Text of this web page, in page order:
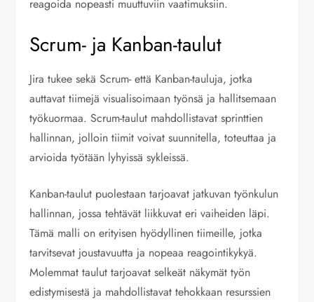
reagoida nopeasti muuttuviin vaatimuksiin.
Scrum- ja Kanban-taulut
Jira tukee sekä Scrum- että Kanban-tauluja, jotka
auttavat tiimejä visualisoimaan työnsä ja hallitsemaan
työkuormaa. Scrum-taulut mahdollistavat sprinttien
hallinnan, jolloin tiimit voivat suunnitella, toteuttaa ja
arvioida työtään lyhyissä sykleissä.
Kanban-taulut puolestaan tarjoavat jatkuvan työnkulun
hallinnan, jossa tehtävät liikkuvat eri vaiheiden läpi.
Tämä malli on erityisen hyödyllinen tiimeille, jotka
tarvitsevat joustavuutta ja nopeaa reagointikykyä.
Molemmat taulut tarjoavat selkeät näkymät työn
edistymisestä ja mahdollistavat tehokkaan resurssien